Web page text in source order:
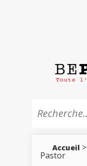
Accueil >
Pastor